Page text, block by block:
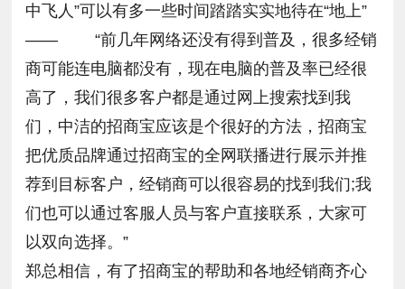
中飞人”可以有多一些时间踏踏实实地待在“地上”
—— “前几年网络还没有得到普及，很多经销
商可能连电脑都没有，现在电脑的普及率已经很
高了，我们很多客户都是通过网上搜索找到我
们，中洁的招商宝应该是个很好的方法，招商宝
把优质品牌通过招商宝的全网联播进行展示并推
荐到目标客户，经销商可以很容易的找到我们;我
们也可以通过客服人员与客户直接联系，大家可
以双向选择。”
郑总相信，有了招商宝的帮助和各地经销商齐心